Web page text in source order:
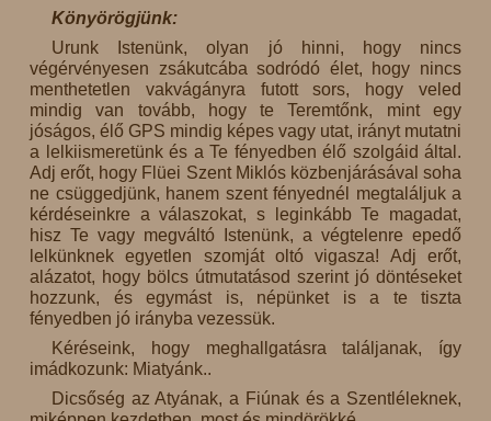
Könyörögjünk:
Urunk Istenünk, olyan jó hinni, hogy nincs
végérvényesen zsákutcába sodródó élet, hogy nincs
menthetetlen vakvágányra futott sors, hogy veled
mindig van tovább, hogy te Teremtőnk, mint egy
jóságos, élő GPS mindig képes vagy utat, irányt mutatni
a lelkiismeretünk és a Te fényedben élő szolgáid által.
Adj erőt, hogy Flüei Szent Miklós közbenjárásával soha
ne csüggedjünk, hanem szent fényednél megtaláljuk a
kérdéseinkre a válaszokat, s leginkább Te magadat,
hisz Te vagy megváltó Istenünk, a végtelenre epedő
lelkünknek egyetlen szomját oltó vigasza! Adj erőt,
alázatot, hogy bölcs útmutatásod szerint jó döntéseket
hozzunk, és egymást is, népünket is a te tiszta
fényedben jó irányba vezessük.
Kéréseink, hogy meghallgatásra találjanak, így
imádkozunk: Miatyánk..
Dicsőség az Atyának, a Fiúnak és a Szentléleknek,